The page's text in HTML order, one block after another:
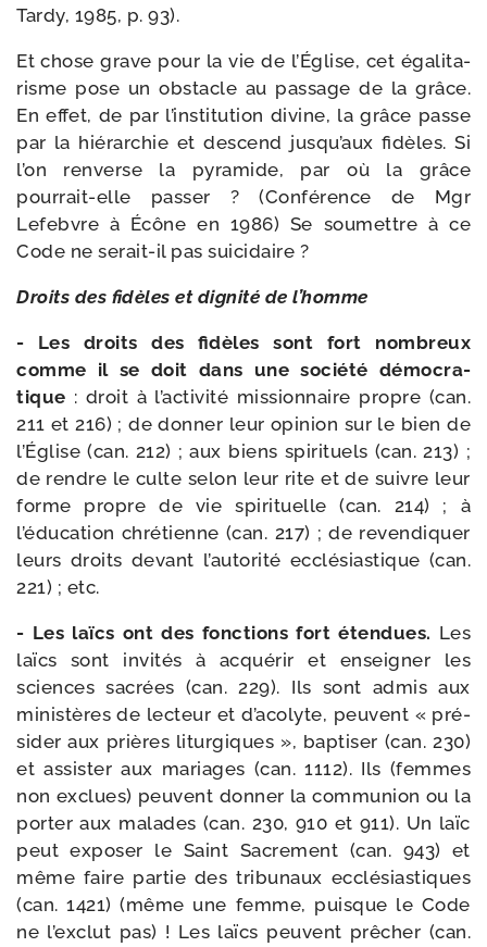
Tardy, 1985, p. 93).
Et chose grave pour la vie de l’Église, cet éga­li­ta­
risme pose un obs­tacle au pas­sage de la grâce.
En effet, de par l’institution divine, la grâce passe
par la hié­rar­chie et des­cend jusqu’aux fidèles. Si
l’on ren­verse la pyra­mide, par où la grâce
pourrait-​elle pas­ser ? (Conférence de Mgr
Lefebvre à Écône en 1986) Se sou­mettre à ce
Code ne serait-​il pas suicidaire ?
Droits des fidèles et digni­té de l’homme
- Les droits des fidèles sont fort nom­breux
comme il se doit dans une socié­té démo­cra­
tique : droit à l’activité mis­sion­naire propre (can.
211 et 216) ; de don­ner leur opi­nion sur le bien de
l’Église (can. 212) ; aux biens spi­ri­tuels (can. 213) ;
de rendre le culte selon leur rite et de suivre leur
forme propre de vie spi­ri­tuelle (can. 214) ; à
l’éducation chré­tienne (can. 217) ; de reven­di­quer
leurs droits devant l’autorité ecclé­sias­tique (can.
221) ; etc.
- Les laïcs ont des fonc­tions fort éten­dues. Les
laïcs sont invi­tés à acqué­rir et ensei­gner les
sciences sacrées (can. 229). Ils sont admis aux
minis­tères de lec­teur et d’acolyte, peuvent « pré­
si­der aux prières litur­giques », bap­ti­ser (can. 230)
et assis­ter aux mariages (can. 1112). Ils (femmes
non exclues) peuvent don­ner la com­mu­nion ou la
por­ter aux malades (can. 230, 910 et 911). Un laïc
peut expo­ser le Saint Sacrement (can. 943) et
même faire par­tie des tri­bu­naux ecclé­sias­tiques
(can. 1421) (même une femme, puisque le Code
ne l’exclut pas) ! Les laïcs peuvent prê­cher (can.